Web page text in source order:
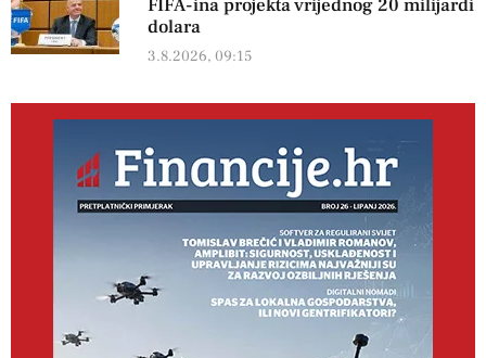
FIFA-ina projekta vrijednog 20 milijardi
dolara
3.8.2026, 09:15